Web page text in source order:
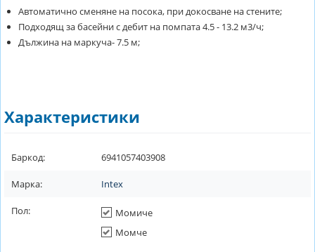
Автоматично сменяне на посока, при докосване на стените;
Подходящ за басейни с дебит на помпата 4.5 - 13.2 м3/ч;
Дължина на маркуча- 7.5 м;
Характеристики
Баркод: 6941057403908
Марка: Intex
Пол:
Момиче
Момче